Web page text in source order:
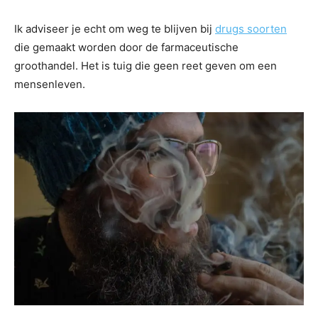
Ik adviseer je echt om weg te blijven bij drugs soorten
die gemaakt worden door de farmaceutische
groothandel. Het is tuig die geen reet geven om een
mensenleven.